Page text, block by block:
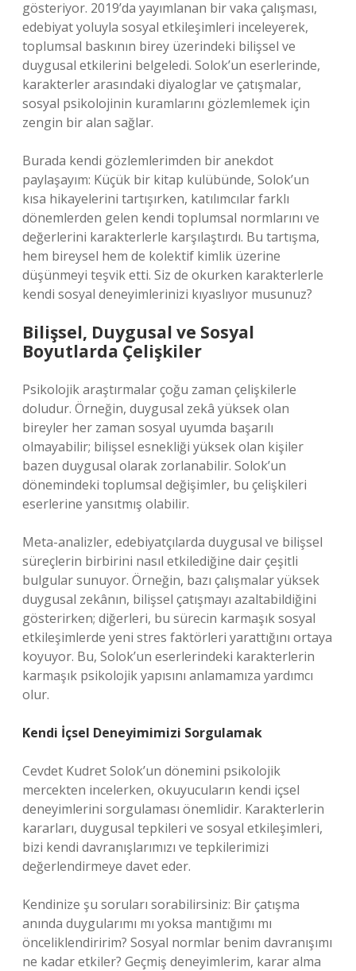
gösteriyor. 2019’da yayımlanan bir vaka çalışması,
edebiyat yoluyla sosyal etkileşimleri inceleyerek,
toplumsal baskının birey üzerindeki bilişsel ve
duygusal etkilerini belgeledi. Solok’un eserlerinde,
karakterler arasındaki diyaloglar ve çatışmalar,
sosyal psikolojinin kuramlarını gözlemlemek için
zengin bir alan sağlar.
Burada kendi gözlemlerimden bir anekdot
paylaşayım: Küçük bir kitap kulübünde, Solok’un
kısa hikayelerini tartışırken, katılımcılar farklı
dönemlerden gelen kendi toplumsal normlarını ve
değerlerini karakterlerle karşılaştırdı. Bu tartışma,
hem bireysel hem de kolektif kimlik üzerine
düşünmeyi teşvik etti. Siz de okurken karakterlerle
kendi sosyal deneyimlerinizi kıyaslıyor musunuz?
Bilişsel, Duygusal ve Sosyal
Boyutlarda Çelişkiler
Psikolojik araştırmalar çoğu zaman çelişkilerle
doludur. Örneğin, duygusal zekâ yüksek olan
bireyler her zaman sosyal uyumda başarılı
olmayabilir; bilişsel esnekliği yüksek olan kişiler
bazen duygusal olarak zorlanabilir. Solok’un
dönemindeki toplumsal değişimler, bu çelişkileri
eserlerine yansıtmış olabilir.
Meta-analizler, edebiyatçılarda duygusal ve bilişsel
süreçlerin birbirini nasıl etkilediğine dair çeşitli
bulgular sunuyor. Örneğin, bazı çalışmalar yüksek
duygusal zekânın, bilişsel çatışmayı azaltabildiğini
gösterirken; diğerleri, bu sürecin karmaşık sosyal
etkileşimlerde yeni stres faktörleri yarattığını ortaya
koyuyor. Bu, Solok’un eserlerindeki karakterlerin
karmaşık psikolojik yapısını anlamamıza yardımcı
olur.
Kendi İçsel Deneyimimizi Sorgulamak
Cevdet Kudret Solok’un dönemini psikolojik
mercekten incelerken, okuyucuların kendi içsel
deneyimlerini sorgulaması önemlidir. Karakterlerin
kararları, duygusal tepkileri ve sosyal etkileşimleri,
bizi kendi davranışlarımızı ve tepkilerimizi
değerlendirmeye davet eder.
Kendinize şu soruları sorabilirsiniz: Bir çatışma
anında duygularımı mı yoksa mantığımı mı
önceliklendiririm? Sosyal normlar benim davranışımı
ne kadar etkiler? Geçmiş deneyimlerim, karar alma